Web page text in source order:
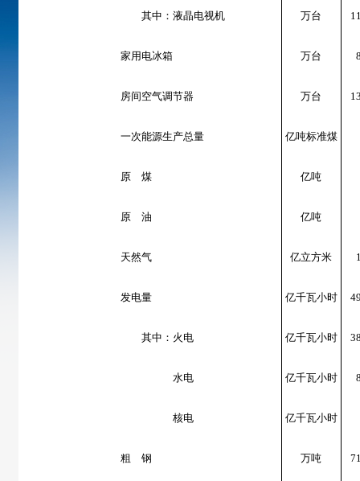
其中：液晶电视机 万台
家用电冰箱 万台
房间空气调节器 万台
一次能源生产总量 亿吨标准煤
原 煤 亿吨
原 油 亿吨
天然气 亿立方米
发电量 亿千瓦小时
其中：火电 亿千瓦小时
水电 亿千瓦小时
核电 亿千瓦小时
粗 钢 万吨